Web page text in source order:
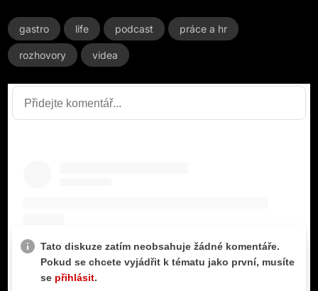
gastro life podcast práce a hr
rozhovory videa